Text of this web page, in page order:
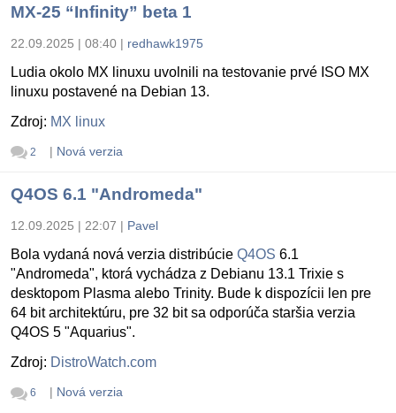
MX-25 “Infinity” beta 1
22.09.2025 | 08:40 | redhawk1975
Ludia okolo MX linuxu uvolnili na testovanie prvé ISO MX
linuxu postavené na Debian 13.
Zdroj: MX linux
2 | Nová verzia
Q4OS 6.1 "Andromeda"
12.09.2025 | 22:07 | Pavel
Bola vydaná nová verzia distribúcie Q4OS 6.1
"Andromeda", ktorá vychádza z Debianu 13.1 Trixie s
desktopom Plasma alebo Trinity. Bude k dispozícii len pre
64 bit architektúru, pre 32 bit sa odporúča staršia verzia
Q4OS 5 "Aquarius".
Zdroj: DistroWatch.com
6 | Nová verzia